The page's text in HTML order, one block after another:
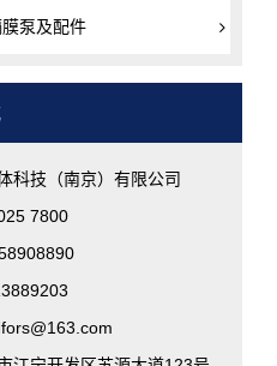
泵及配件
科技（南京）有限公司
7800